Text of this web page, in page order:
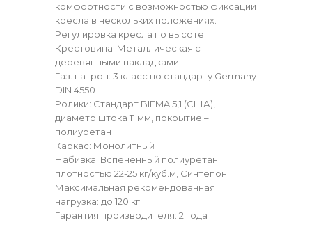
комфортности с возможностью фиксации
кресла в нескольких положениях.
Регулировка кресла по высоте
Крестовина: Металлическая с
деревянными накладками
Газ. патрон: 3 класс по стандарту Germany
DIN 4550
Ролики: Стандарт BIFMA 5,1 (США),
диаметр штока 11 мм, покрытие –
полиуретан
Каркас: Монолитный
Набивка: Вспененный полиуретан
плотностью 22-25 кг/куб.м, Синтепон
Максимальная рекомендованная
нагрузка: до 120 кг
Гарантия производителя: 2 года